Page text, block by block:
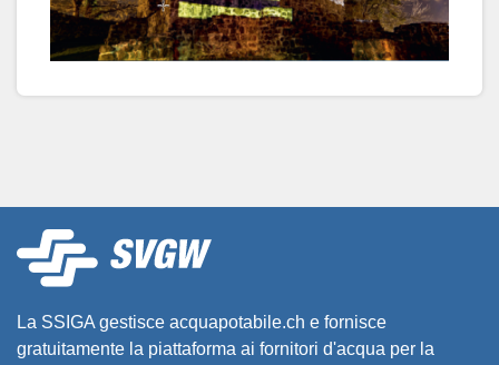
La SSIGA gestisce acquapotabile.ch e fornisce
gratuitamente la piattaforma ai fornitori d'acqua per la